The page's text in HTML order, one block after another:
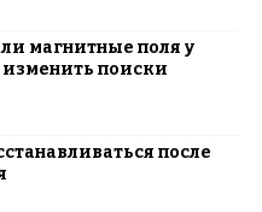
магнитные поля у
поиски
после